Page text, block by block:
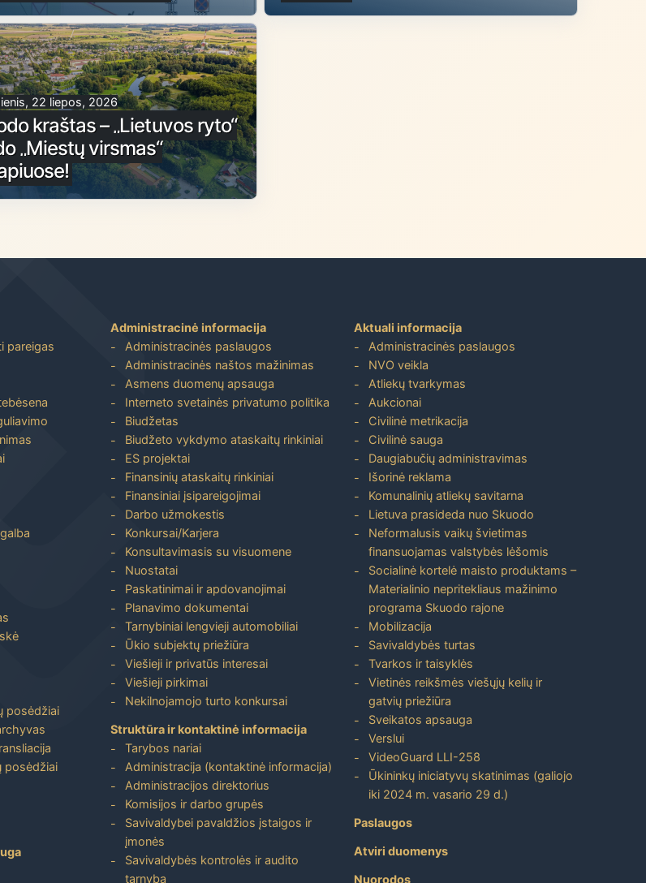
22 liepos, 2026
kraštas – „Lietuvos ryto“
„Miestų virsmas“
pareigas
posėdžiai
posėdžiai
Administracinė informacija
Administracinės paslaugos
Administracinės naštos mažinimas
Asmens duomenų apsauga
Interneto svetainės privatumo politika
Biudžetas
Biudžeto vykdymo ataskaitų rinkiniai
ES projektai
Finansinių ataskaitų rinkiniai
Finansiniai įsipareigojimai
Darbo užmokestis
Konkursai/Karjera
Konsultavimasis su visuomene
Nuostatai
Paskatinimai ir apdovanojimai
Planavimo dokumentai
Tarnybiniai lengvieji automobiliai
Ūkio subjektų priežiūra
Viešieji ir privatūs interesai
Viešieji pirkimai
Nekilnojamojo turto konkursai
Struktūra ir kontaktinė informacija
Tarybos nariai
Administracija (kontaktinė informacija)
Administracijos direktorius
Komisijos ir darbo grupės
Savivaldybei pavaldžios įstaigos ir
įmonės
Savivaldybės kontrolės ir audito
tarnyba
Aktuali informacija
Administracinės paslaugos
NVO veikla
Atliekų tvarkymas
Aukcionai
Civilinė metrikacija
Civilinė sauga
Daugiabučių administravimas
Išorinė reklama
Komunalinių atliekų savitarna
Lietuva prasideda nuo Skuodo
Neformalusis vaikų švietimas
finansuojamas valstybės lėšomis
Socialinė kortelė maisto produktams –
Materialinio nepritekliaus mažinimo
programa Skuodo rajone
Mobilizacija
Savivaldybės turtas
Tvarkos ir taisyklės
Vietinės reikšmės viešųjų kelių ir
gatvių priežiūra
Sveikatos apsauga
Verslui
VideoGuard LLI-258
Ūkininkų iniciatyvų skatinimas (galiojo
iki 2024 m. vasario 29 d.)
Paslaugos
Atviri duomenys
Nuorodos